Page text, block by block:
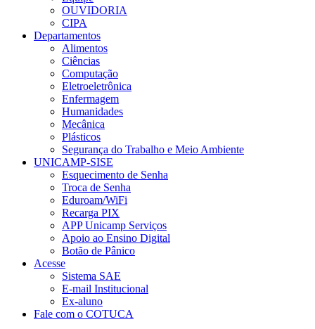
OUVIDORIA
CIPA
Departamentos
Alimentos
Ciências
Computação
Eletroeletrônica
Enfermagem
Humanidades
Mecânica
Plásticos
Segurança do Trabalho e Meio Ambiente
UNICAMP-SISE
Esquecimento de Senha
Troca de Senha
Eduroam/WiFi
Recarga PIX
APP Unicamp Serviços
Apoio ao Ensino Digital
Botão de Pânico
Acesse
Sistema SAE
E-mail Institucional
Ex-aluno
Fale com o COTUCA